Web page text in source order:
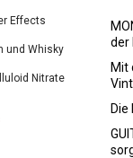
Effects
und Whisky
Nitrate
der
Mit